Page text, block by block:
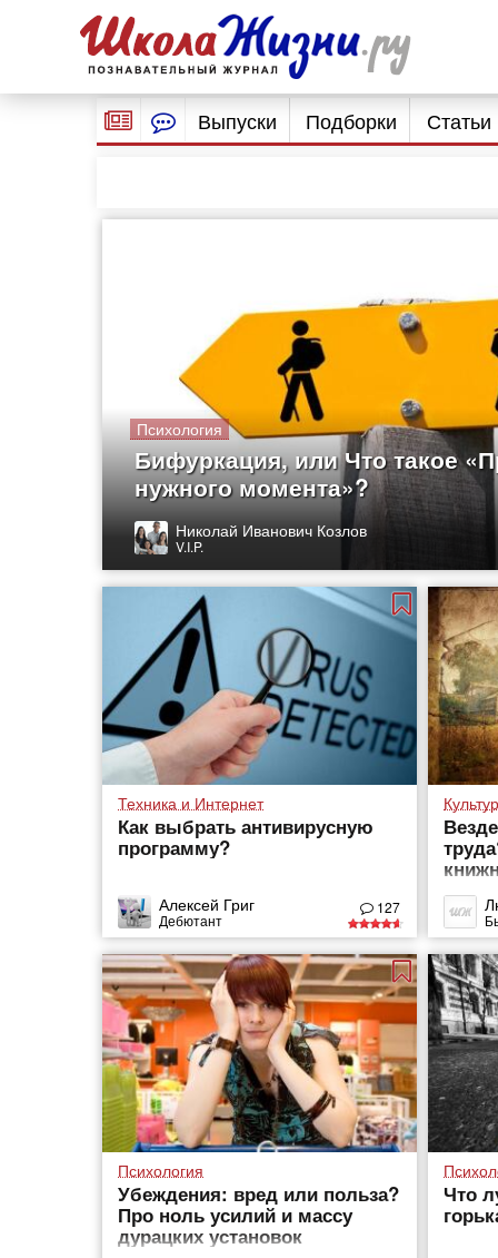
Выпуски Подборки Статьи
Психология
Бифуркация, или Что такое
нужного момента»?
Николай Иванович Козлов
V.I.P.
Техника и Интернет
Как выбрать антивирусную
программу?
Алексей Григ
Дебютант
127
Психология
Убеждения: вред или польза?
Про ноль усилий и массу
дурацких установок
Что